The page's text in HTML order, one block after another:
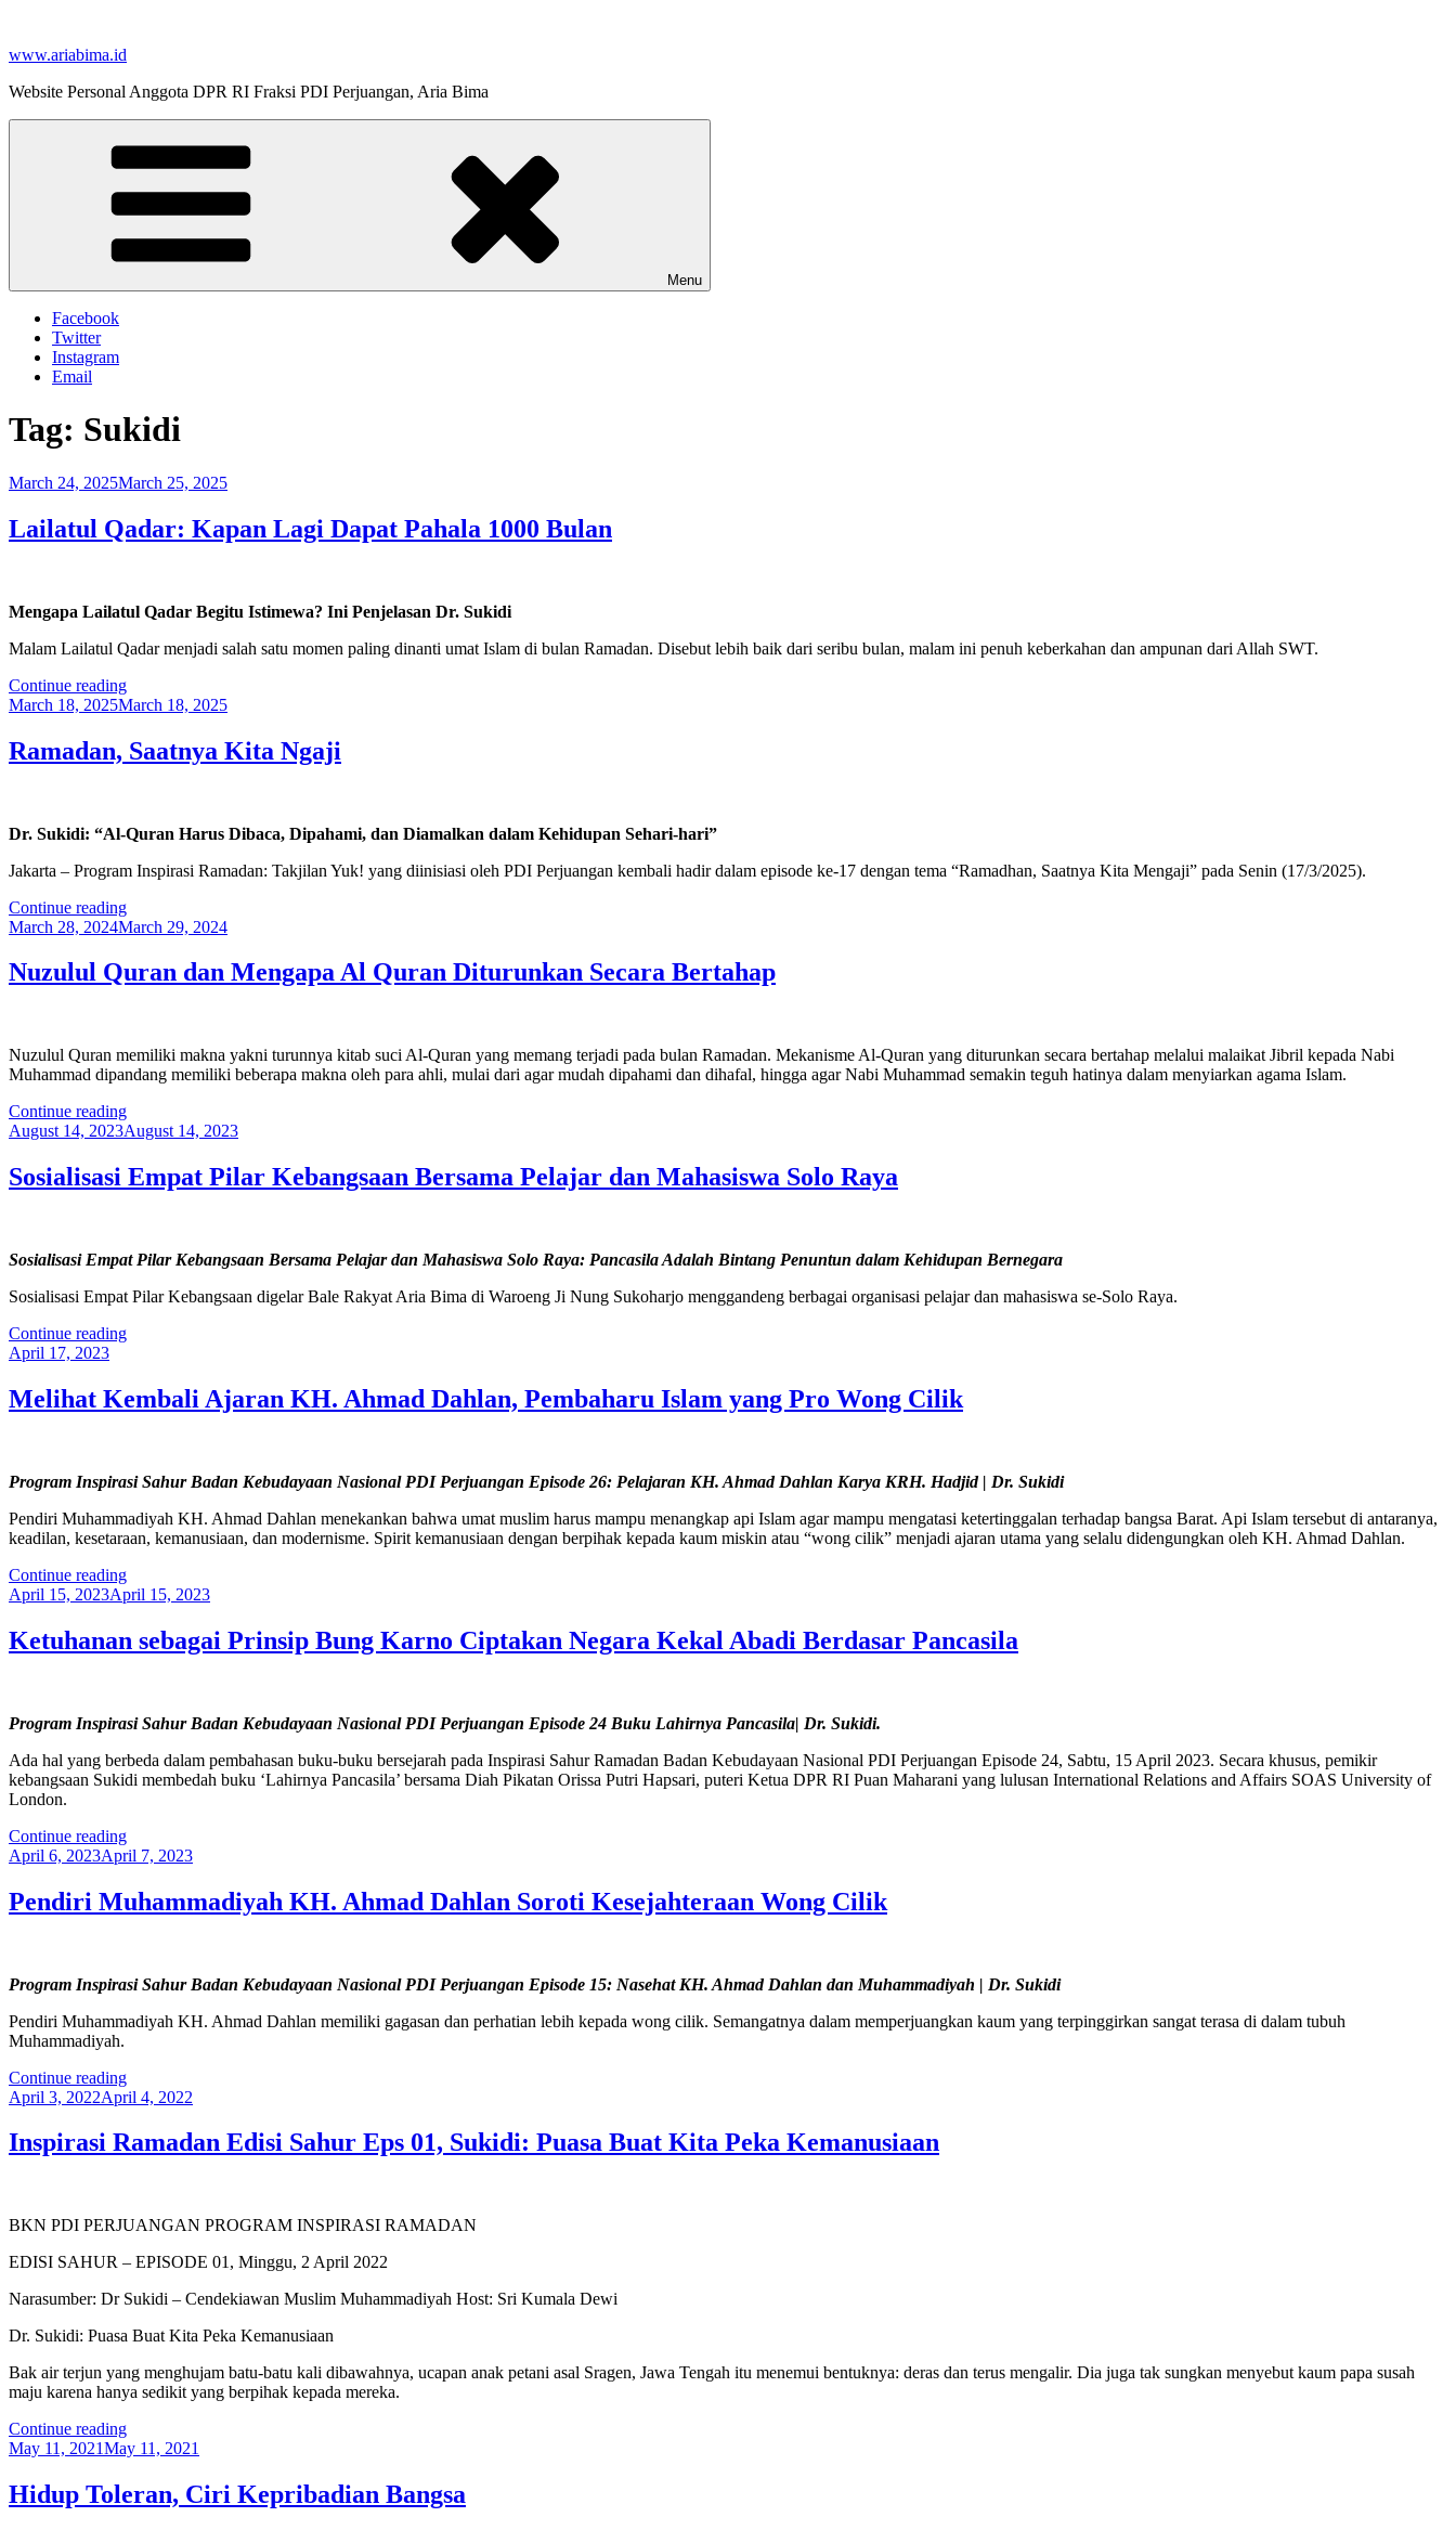
content
www.ariabima.id
Website Personal Anggota DPR RI Fraksi PDI Perjuangan, Aria Bima
Menu
Facebook
Twitter
Instagram
Email
Tag: Sukidi
Posted
March 24, 2025March 25, 2025
Lailatul Qadar: Kapan Lagi Dapat Pahala 1000 Bulan
Mengapa Lailatul Qadar Begitu Istimewa? Ini Penjelasan Dr. Sukidi
Malam Lailatul Qadar menjadi salah satu momen paling dinanti umat Islam di bulan Ramadan. Disebut lebih baik dari seribu bulan, malam ini penuh keberkahan dan ampunan dari Allah SWT.
Continue reading“Lailatul
Qadar:
Lagi
Dapat
Posted
March 18, 2025March 18, 2025
Ramadan, Saatnya Kita Ngaji
Dr. Sukidi: “Al-Quran Harus Dibaca, Dipahami, dan Diamalkan dalam Kehidupan Sehari-hari”
Jakarta – Program Inspirasi Ramadan: Takjilan Yuk! yang diinisiasi oleh PDI Perjuangan kembali hadir dalam episode ke-17 dengan tema “Ramadhan, Saatnya Kita Mengaji” pada Senin (17/3/2025).
Continue reading“Ramadan,
Saatnya
Ngaji”
Posted
March 28, 2024March 29, 2024
Nuzulul Quran dan Mengapa Al Quran Diturunkan Secara Bertahap
Nuzulul Quran memiliki makna yakni turunnya kitab suci Al-Quran yang memang terjadi pada bulan Ramadan. Mekanisme Al-Quran yang diturunkan secara bertahap melalui malaikat Jibril kepada Nabi
Muhammad dipandang memiliki beberapa makna oleh para ahli, mulai dari agar mudah dipahami dan dihafal, hingga agar Nabi Muhammad semakin teguh hatinya dalam menyiarkan agama Islam.
Continue reading“Nuzulul
Quran
Mengapa
Al
Bertahap”
Posted
August 14, 2023August 14, 2023
Sosialisasi Empat Pilar Kebangsaan Bersama Pelajar dan Mahasiswa Solo Raya
Sosialisasi Empat Pilar Kebangsaan Bersama Pelajar dan Mahasiswa Solo Raya: Pancasila Adalah Bintang Penuntun dalam Kehidupan Bernegara
Sosialisasi Empat Pilar Kebangsaan digelar Bale Rakyat Aria Bima di Waroeng Ji Nung Sukoharjo menggandeng berbagai organisasi pelajar dan mahasiswa se-Solo Raya.
Continue reading“Sosialisasi
Kebangsaan
Bersama
Solo
Posted
April 17, 2023
Melihat Kembali Ajaran KH. Ahmad Dahlan, Pembaharu Islam yang Pro Wong Cilik
Program Inspirasi Sahur Badan Kebudayaan Nasional PDI Perjuangan Episode 26: Pelajaran KH. Ahmad Dahlan Karya KRH. Hadjid | Dr. Sukidi
Pendiri Muhammadiyah KH. Ahmad Dahlan menekankan bahwa umat muslim harus mampu menangkap api Islam agar mampu mengatasi ketertinggalan terhadap bangsa Barat. Api Islam tersebut di antaranya,
keadilan, kesetaraan, kemanusiaan, dan modernisme. Spirit kemanusiaan dengan berpihak kepada kaum miskin atau “wong cilik” menjadi ajaran utama yang selalu didengungkan oleh KH. Ahmad Dahlan.
Continue reading“Melihat
Kembali
Ahmad
yang
Wong
Cilik”
Posted
April 15, 2023April 15, 2023
Ketuhanan sebagai Prinsip Bung Karno Ciptakan Negara Kekal Abadi Berdasar Pancasila
Program Inspirasi Sahur Badan Kebudayaan Nasional PDI Perjuangan Episode 24 Buku Lahirnya Pancasila| Dr. Sukidi.
Ada hal yang berbeda dalam pembahasan buku-buku bersejarah pada Inspirasi Sahur Ramadan Badan Kebudayaan Nasional PDI Perjuangan Episode 24, Sabtu, 15 April 2023. Secara khusus, pemikir
kebangsaan Sukidi membedah buku ‘Lahirnya Pancasila’ bersama Diah Pikatan Orissa Putri Hapsari, puteri Ketua DPR RI Puan Maharani yang lulusan International Relations and Affairs SOAS University of
London.
Continue reading“Ketuhanan
sebagai
Bung
Karno
Abadi
Pancasila”
Posted
April 6, 2023April 7, 2023
Pendiri Muhammadiyah KH. Ahmad Dahlan Soroti Kesejahteraan Wong Cilik
Program Inspirasi Sahur Badan Kebudayaan Nasional PDI Perjuangan Episode 15: Nasehat KH. Ahmad Dahlan dan Muhammadiyah | Dr. Sukidi
Pendiri Muhammadiyah KH. Ahmad Dahlan memiliki gagasan dan perhatian lebih kepada wong cilik. Semangatnya dalam memperjuangkan kaum yang terpinggirkan sangat terasa di dalam tubuh
Muhammadiyah.
Continue reading“Pendiri
Muhammadiyah
Ahmad
Dahlan
Cilik”
Posted
April 3, 2022April 4, 2022
Inspirasi Ramadan Edisi Sahur Eps 01, Sukidi: Puasa Buat Kita Peka Kemanusiaan
BKN PDI PERJUANGAN PROGRAM INSPIRASI RAMADAN
EDISI SAHUR – EPISODE 01, Minggu, 2 April 2022
Narasumber: Dr Sukidi – Cendekiawan Muslim Muhammadiyah Host: Sri Kumala Dewi
Dr. Sukidi: Puasa Buat Kita Peka Kemanusiaan
Bak air terjun yang menghujam batu-batu kali dibawahnya, ucapan anak petani asal Sragen, Jawa Tengah itu menemui bentuknya: deras dan terus mengalir. Dia juga tak sungkan menyebut kaum papa susah
maju karena hanya sedikit yang berpihak kepada mereka.
Continue reading“Inspirasi
Ramadan
Eps
Posted
May 11, 2021May 11, 2021
Hidup Toleran, Ciri Kepribadian Bangsa